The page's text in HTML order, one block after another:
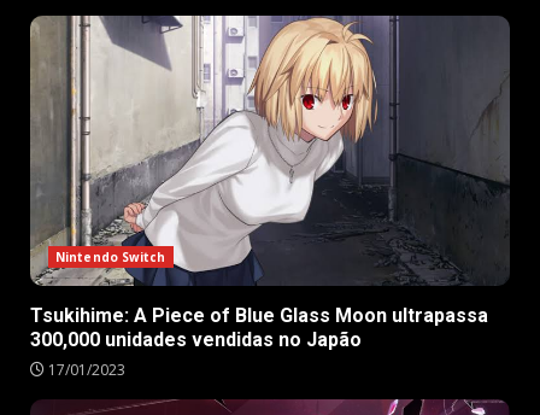
Nintendo Switch
Tsukihime: A Piece of Blue Glass Moon ultrapassa
300,000 unidades vendidas no Japão
17/01/2023